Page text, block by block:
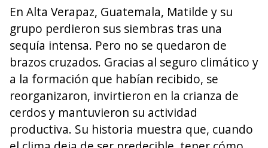
En Alta Verapaz, Guatemala, Matilde y su
grupo perdieron sus siembras tras una
sequía intensa. Pero no se quedaron de
brazos cruzados. Gracias al seguro climático y
a la formación que habían recibido, se
reorganizaron, invirtieron en la crianza de
cerdos y mantuvieron su actividad
productiva. Su historia muestra que, cuando